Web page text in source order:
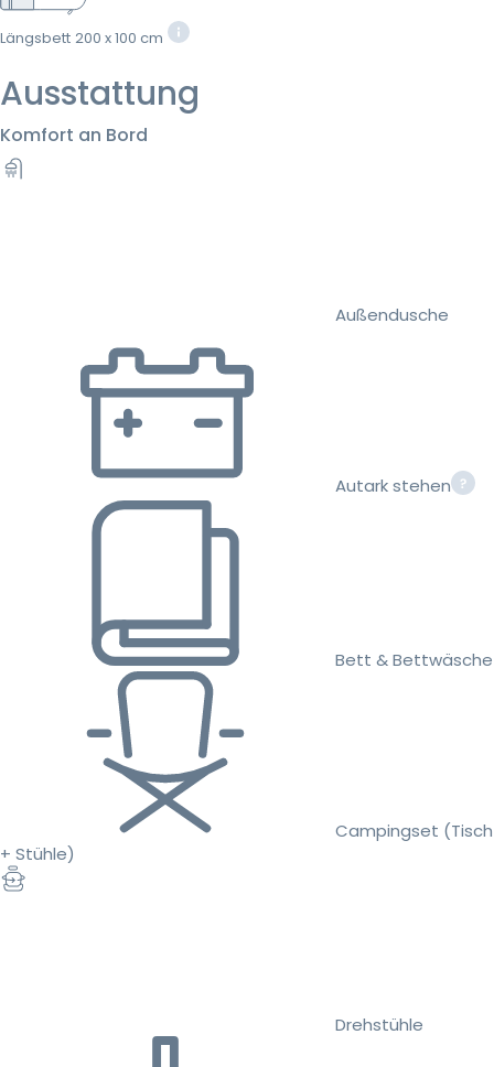
Längsbett 200 x 100 cm
Ausstattung
Komfort an Bord
Außendusche
Autark stehen
Bett & Bettwäsche
Campingset (Tisch
+ Stühle)
Drehstühle